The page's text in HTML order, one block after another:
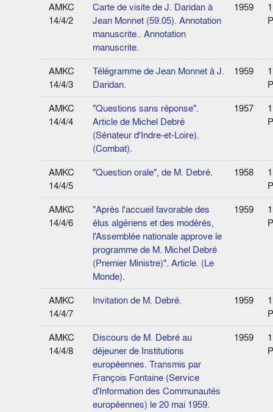
AMKC
14/4/2
Carte de visite de J. Daridan à
Jean Monnet (59.05). Annotation
manuscrite.. Annotation
manuscrite.
1959
1
AMKC
14/4/3
Télégramme de Jean Monnet à J.
Daridan.
1959
1
AMKC
14/4/4
"Questions sans réponse".
Article de Michel Debré
(Sénateur d'Indre-et-Loire).
(Combat).
1957
1
AMKC
14/4/5
"Question orale", de M. Debré. 1958
1
AMKC
14/4/6
"Après l'accueil favorable des
élus algériens et des modérés,
l'Assemblée nationale approve le
programme de M. Michel Debré
(Premier Ministre)". Article. (Le
Monde).
1959
1
AMKC
14/4/7
Invitation de M. Debré. 1959
1
AMKC
14/4/8
Discours de M. Debré au
déjeuner de Institutions
européennes. Transmis par
François Fontaine (Service
d'Information des Communautés
européennes) le 20 mai 1959.
1959
1